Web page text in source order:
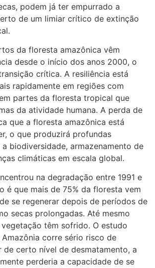
podem já ter empurrado a
de um limiar crítico de extinção
da floresta amazônica vêm
desde o início dos anos 2000, o
crítica. A resiliência está
rapidamente em regiões com
partes da floresta tropical que
da atividade humana. A perda de
que a floresta amazônica está
o que produzirá profundas
biodiversidade, armazenamento de
climáticas em escala global.
na degradação entre 1991 e
é que mais de 75% da floresta vem
se regenerar depois de períodos de
secas prolongadas. Até mesmo
vegetação têm sofrido. O estudo
corre sério risco de
certo nível de desmatamento, a
perderia a capacidade de se